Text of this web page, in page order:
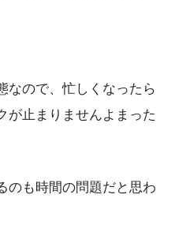
なので、忙しくなったら
が止まりませんよまった
のも時間の問題だと思わ